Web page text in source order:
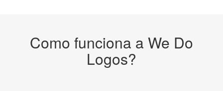
Como funciona a We Do
Logos?